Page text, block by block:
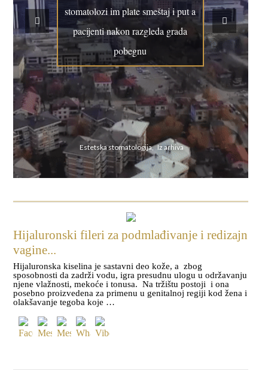
stomatolozi im plate smeštaj i put a
pacijenti nakon razgleda grada
pobegnu
Estetska stomatologija, Iz arhiva
Hijaluronski fileri za podmlađivanje i redizajn
vagine...
Hijaluronska kiselina je sastavni deo kože, a zbog
sposobnosti da zadrži vodu, igra presudnu ulogu u održavanju
njene vlažnosti, mekoće i tonusa. Na tržištu postoji i ona
posebno proizvedena za primenu u genitalnoj regiji kod žena i
olakšavanje tegoba koje …